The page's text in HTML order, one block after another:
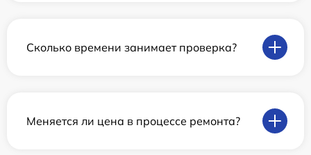
Сколько времени занимает проверка?
Меняется ли цена в процессе ремонта?